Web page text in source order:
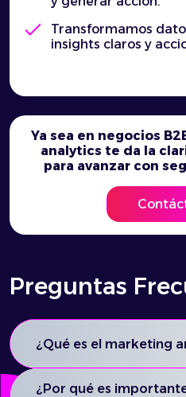
Transformamos
insights claros y
Ya sea en negocios
analytics te da la
para avanzar con
Preguntas
¿Qué es el marketing
¿Por qué es